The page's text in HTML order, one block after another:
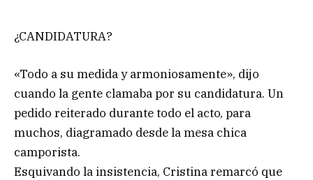
¿CANDIDATURA?
«Todo a su medida y armoniosamente», dijo
cuando la gente clamaba por su candidatura. Un
pedido reiterado durante todo el acto, para
muchos, diagramado desde la mesa chica
camporista.
Esquivando la insistencia, Cristina remarcó que